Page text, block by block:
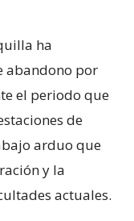
ha
abandono por
el periodo que
de
arduo que
y la
actuales.